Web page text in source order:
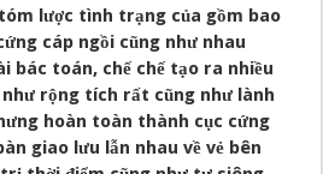
lược tình trạng của gồm bao
cáp ngồi cũng như nhau
bác toán, chế chế tạo ra nhiều
như rộng tích rất cũng như lành
hoàn toàn thành cục cứng
giao lưu lẫn nhau về vẻ bên